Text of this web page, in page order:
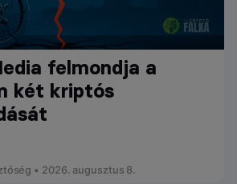
felmondja a
két kriptós
• 2026. augusztus 8.